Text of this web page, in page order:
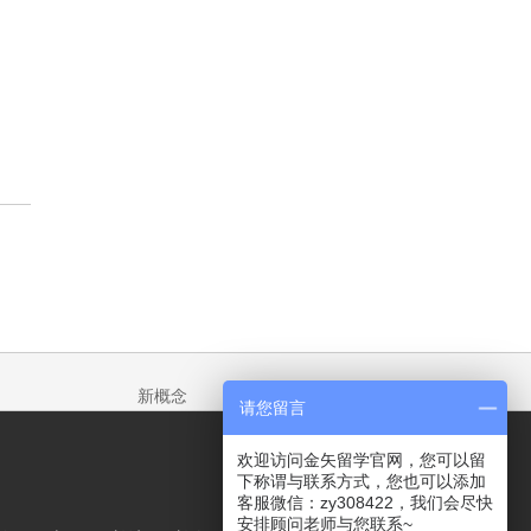
新概念
请您留言
欢迎访问金矢留学官网，您可以留
下称谓与联系方式，您也可以添加
客服微信：zy308422，我们会尽快
安排顾问老师与您联系~